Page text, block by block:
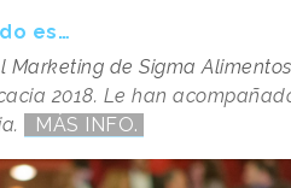
es…
Marketing de Sigma Alimentos
2018. Le han
MÁS INFO.